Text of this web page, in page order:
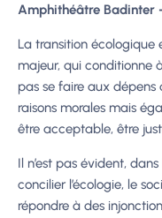
Amphithéâtre Badinter
La transition écologique
majeur, qui conditionne
pas se faire aux dépens
raisons morales mais
être acceptable, être
Il n’est pas évident,
concilier l’écologie, le
répondre à des